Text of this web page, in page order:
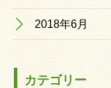
2018年6月
カテゴリー